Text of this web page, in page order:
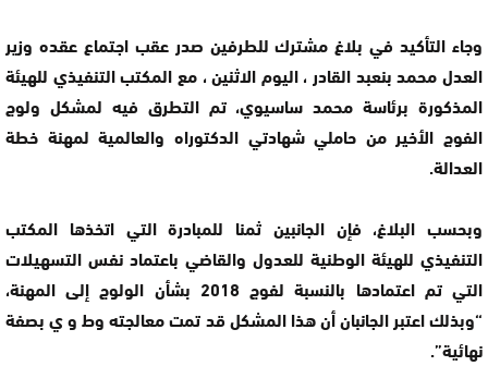
وجاء التأكيد في بلاغ مشترك للطرفين صدر عقب اجتماع عقده وزير
العدل محمد بنعبد القادر ، اليوم الاثنين ، مع المكتب التنفيذي للهيئة
المذكورة برئاسة محمد ساسيوي، تم التطرق فيه لمشكل ولوج
الفوج الأخير من حاملي شهادتي الدكتوراه والعالمية لمهنة خطة
العدالة.
وبحسب البلاغ، فإن الجانبين ثمنا للمبادرة التي اتخذها المكتب
التنفيذي للهيئة الوطنية للعدول والقاضي باعتماد نفس التسهيلات
التي تم اعتمادها بالنسبة لفوج 2018 بشأن الولوج إلى المهنة،
“وبذلك اعتبر الجانبان أن هذا المشكل قد تمت معالجته وط و ي بصفة
نهائية”.